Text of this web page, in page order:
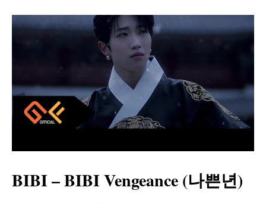
BIBI – BIBI Vengeance (나쁜년)